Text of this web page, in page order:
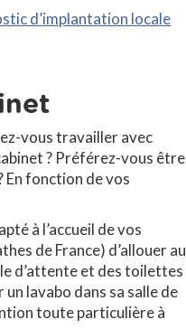
d’implantation locale
vous travailler avec
? Préférez-vous être
En fonction de vos
à l’accueil de vos
de France) d’allouer au
d’attente et des toilettes
lavabo dans sa salle de
toute particulière à